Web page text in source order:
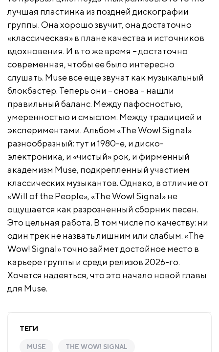
лучшая пластинка из поздней дискографии
группы. Она хорошо звучит, она достаточно
«классическая» в плане качества и источников
вдохновения. И в то же время – достаточно
современная, чтобы ее было интересно
слушать. Muse все еще звучат как музыкальный
блокбастер. Теперь они – снова – нашли
правильный баланс. Между пафосностью,
умеренностью и смыслом. Между традицией и
экспериментами. Альбом «The Wow! Signal»
разнообразный: тут и 1980-е, и диско-
электроника, и «чистый» рок, и фирменный
академизм Muse, подкрепленный участием
классических музыкантов. Однако, в отличие от
«Will of the People», «The Wow! Signal» не
ощущается как разрозненный сборник песен.
Это цельная работа. В том числе по качеству: ни
один трек не назвать лишним или слабым. «The
Wow! Signal» точно займет достойное место в
карьере группы и среди релизов 2026-го.
Хочется надеяться, что это начало новой главы
для Muse.
ТЕГИ
MUSE THE WOW! SIGNAL